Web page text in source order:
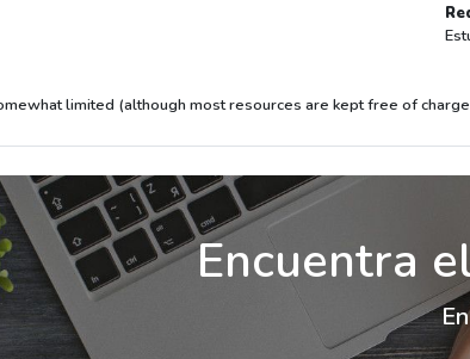
limited (although most resources are kept free of
Encuentra